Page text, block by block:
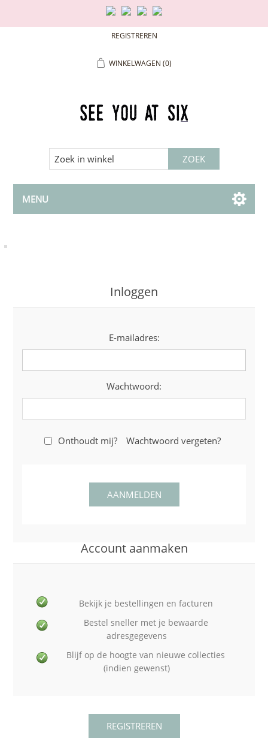
REGISTREREN
WINKELWAGEN (0)
MENU
Inloggen
E-mailadres:
Wachtwoord:
Onthoudt mij? Wachtwoord vergeten?
Account aanmaken
Bekijk je bestellingen en facturen
Bestel sneller met je bewaarde
adresgegevens
Blijf op de hoogte van nieuwe collecties
(indien gewenst)